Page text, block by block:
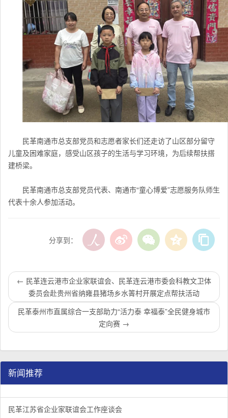
民革南通市总支部党员和志愿者家长们还走访了山区部分留守
儿童及困难家庭，感受山区孩子的生活与学习环境，为后续帮扶搭
建桥梁。
民革南通市总支部党员代表、南通市“童心博爱”志愿服务队师生
代表十余人参加活动。
分享到：
← 民革连云港市企业家联谊会、民革连云港市委会科教文卫体
委员会赴贵州省纳雍县猪场乡水箐村开展定点帮扶活动
民革泰州市直属综合一支部助力“活力泰 幸福泰”全民健身城市
定向赛 →
新闻推荐
民革江苏省企业家联谊会工作座谈会在宁召开
1/3 李惠东率队来江苏省淮安市调研：聚焦民革党员之家建设管
2/3 民革江苏省委召开“主题教育活动” 领导班子民主生活会
3/3
民革江苏省企业家联谊会工作座谈会